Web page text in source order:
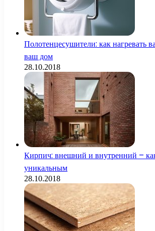
Полотенцесушители: как нагревать
ваш дом
28.10.2018
Кирпич: внешний и внутренний –
уникальным
28.10.2018